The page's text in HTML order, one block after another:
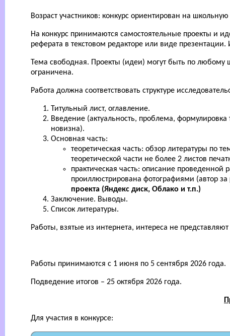
Возраст участников: конкурс ориентирован на
На конкурс принимаются самостоятельные проекты и
реферата в текстовом редакторе или виде
Тема свободная. Проекты (идеи) могут быть по
ограничена.
Работа должна соответствовать структуре
Титульный лист, оглавление.
Введение (актуальность, проблема,
новизна).
Основная часть:
теоретическая часть: обзор литературы
теоретической части не более 2 листов
практическая часть: описание
проиллюстрирована фотографиями (автор
проекта (Яндекс диск, Облако и т.п.)
Заключение. Выводы.
Список литературы.
Работы, взятые из интернета, интереса не
Работы принимаются с 1 июня по 5 сентября 2026 года.
Подведение итогов – 25 октября 2026 года.
Для участия в конкурсе: